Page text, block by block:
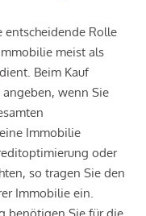
entscheidende Rolle
meist als
dient. Beim Kauf
wenn Sie
eine Immobilie
oder
so tragen Sie den
Immobilie ein.
benötigen Sie für die